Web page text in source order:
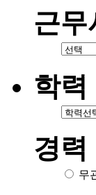
근무
학력
경력
무